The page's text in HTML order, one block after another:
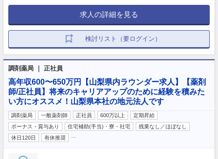
求人の詳細を見る
検討リスト（要ログイン）
調剤薬局 ｜ 正社員
高年収600〜650万円【山梨県内ラウンダー求人】【薬剤
師/正社員】将来のキャリアアップのために経験を積みた
い方にオススメ！山梨県本社の地元法人です
調剤薬局 一般薬剤師 正社員 600万以上
定期昇給
ボーナス・賞与あり
住宅補助(手当)・寮・社宅
残業なし／ほぼなし
休日120日
有休推奨